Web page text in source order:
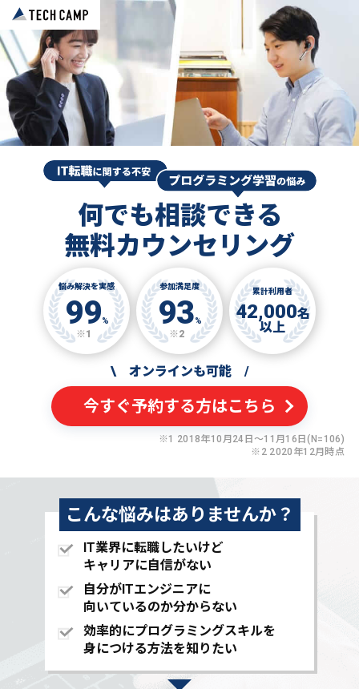
何でも相談できる
無料カウンセリング
悩み解決を実感
99%
※1
参加満足度
93%
※2
累計利用者
42,000名
以上
\ オンラインも可能 /
今すぐ予約する方はこちら
※1 2018年10月24日〜11月16日(N=106)
※2 2020年12月時点
こんな悩みはありませんか？
IT業界に転職したいけど
キャリアに自信がない
自分がITエンジニアに
向いているのか分からない
効率的にプログラミングスキルを
身につける方法を知りたい